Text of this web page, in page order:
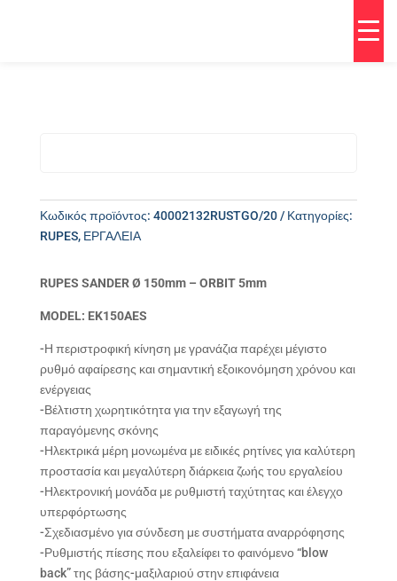
Κωδικός προϊόντος: 40002132RUSTGO/20
Κατηγορίες:
RUPES, ΕΡΓΑΛΕΙΑ
RUPES SANDER Ø 150mm – ORBIT 5mm
MODEL: EK150AES
-Η περιστροφική κίνηση με γρανάζια παρέχει μέγιστο
ρυθμό αφαίρεσης και σημαντική εξοικονόμηση χρόνου και
ενέργειας
-Βέλτιστη χωρητικότητα για την εξαγωγή της
παραγόμενης σκόνης
-Ηλεκτρικά μέρη μονωμένα με ειδικές ρητίνες για καλύτερη
προστασία και μεγαλύτερη διάρκεια ζωής του εργαλείου
-Ηλεκτρονική μονάδα με ρυθμιστή ταχύτητας και έλεγχο
υπερφόρτωσης
-Σχεδιασμένο για σύνδεση με συστήματα αναρρόφησης
-Ρυθμιστής πίεσης που εξαλείφει το φαινόμενο “blow
back” της βάσης-μαξιλαριού στην επιφάνεια